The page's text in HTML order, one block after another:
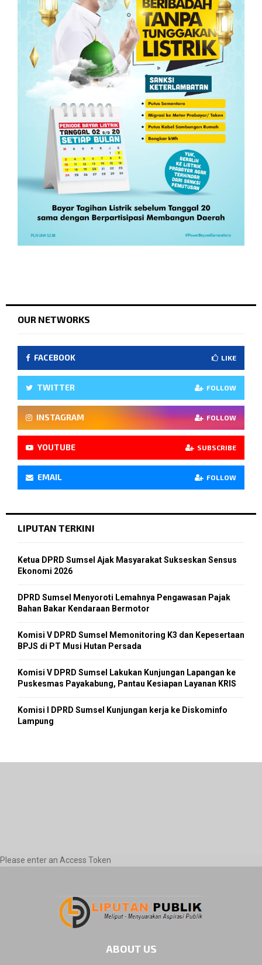
OUR NETWORKS
FACEBOOK LIKE
TWITTER FOLLOW
INSTAGRAM FOLLOW
YOUTUBE SUBSCRIBE
EMAIL FOLLOW
LIPUTAN TERKINI
Ketua DPRD Sumsel Ajak Masyarakat Sukseskan Sensus
Ekonomi 2026
DPRD Sumsel Menyoroti Lemahnya Pengawasan Pajak
Bahan Bakar Kendaraan Bermotor
Komisi V DPRD Sumsel Memonitoring K3 dan Kepesertaan
BPJS di PT Musi Hutan Persada
Komisi V DPRD Sumsel Lakukan Kunjungan Lapangan ke
Puskesmas Payakabung, Pantau Kesiapan Layanan KRIS
Komisi I DPRD Sumsel Kunjungan kerja ke Diskominfo
Lampung
Please enter an Access Token
ABOUT US